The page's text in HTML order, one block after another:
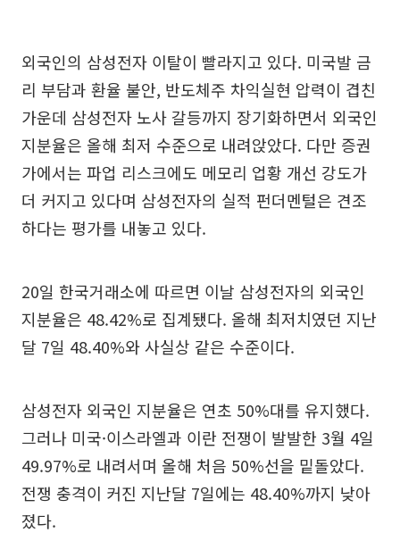
외국인의 삼성전자 이탈이 빨라지고 있다. 미국발 금
리 부담과 환율 불안, 반도체주 차익실현 압력이 겹친
가운데 삼성전자 노사 갈등까지 장기화하면서 외국인
지분율은 올해 최저 수준으로 내려앉았다. 다만 증권
가에서는 파업 리스크에도 메모리 업황 개선 강도가
더 커지고 있다며 삼성전자의 실적 펀더멘털은 견조
하다는 평가를 내놓고 있다.
20일 한국거래소에 따르면 이날 삼성전자의 외국인
지분율은 48.42%로 집계됐다. 올해 최저치였던 지난
달 7일 48.40%와 사실상 같은 수준이다.
삼성전자 외국인 지분율은 연초 50%대를 유지했다.
그러나 미국·이스라엘과 이란 전쟁이 발발한 3월 4일
49.97%로 내려서며 올해 처음 50%선을 밑돌았다.
전쟁 충격이 커진 지난달 7일에는 48.40%까지 낮아
졌다.